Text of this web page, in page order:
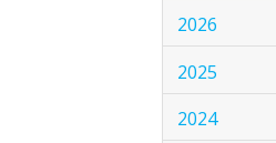
2026
2025
2024